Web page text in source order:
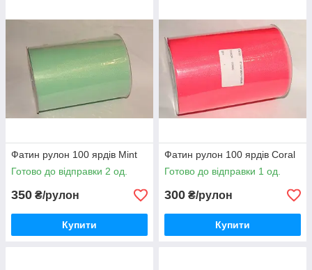
Фатин рулон 100 ярдів Mint
Готово до відправки 2 од.
350 ₴/рулон
Купити
Фатин рулон 100 ярдів Coral
Готово до відправки 1 од.
300 ₴/рулон
Купити